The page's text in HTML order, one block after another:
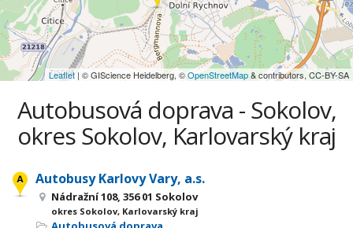
Leaflet | © GIScience Heidelberg, ©OpenStreetMap& contributors, CC-BY-SA
Autobusová doprava - Sokolov,
okres Sokolov, Karlovarský kraj
Autobusy Karlovy Vary, a.s.
Nádražní 108, 356 01 Sokolov
okres Sokolov, Karlovarský kraj